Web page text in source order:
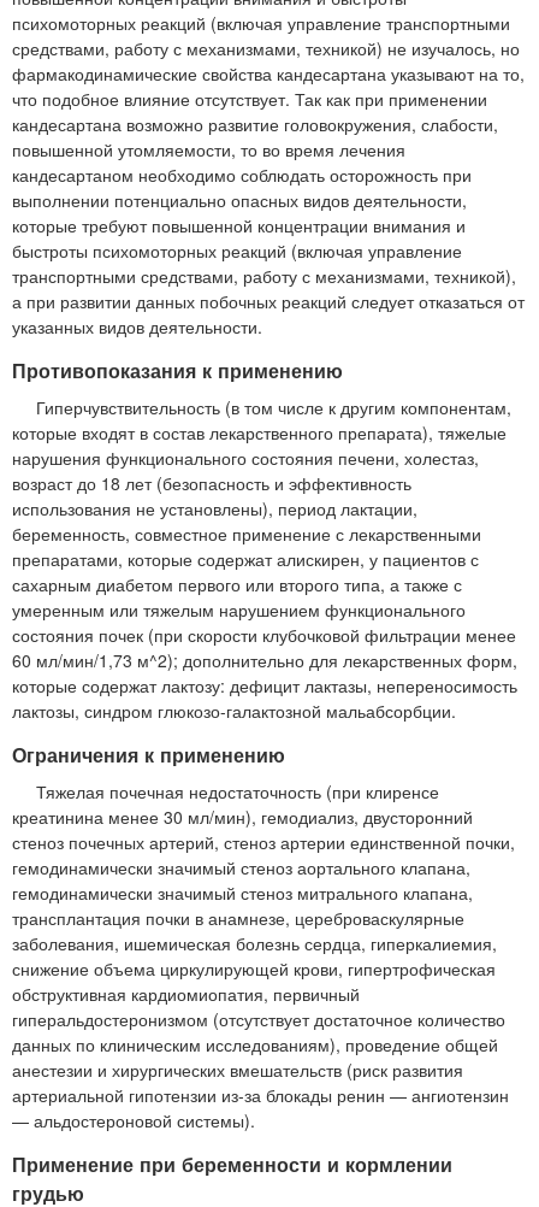
психомоторных реакций (включая управление транспортными
средствами, работу с механизмами, техникой) не изучалось, но
фармакодинамические свойства кандесартана указывают на то,
что подобное влияние отсутствует. Так как при применении
кандесартана возможно развитие головокружения, слабости,
повышенной утомляемости, то во время лечения
кандесартаном необходимо соблюдать осторожность при
выполнении потенциально опасных видов деятельности,
которые требуют повышенной концентрации внимания и
быстроты психомоторных реакций (включая управление
транспортными средствами, работу с механизмами, техникой),
а при развитии данных побочных реакций следует отказаться от
указанных видов деятельности.
Противопоказания к применению
Гиперчувствительность (в том числе к другим компонентам,
которые входят в состав лекарственного препарата), тяжелые
нарушения функционального состояния печени, холестаз,
возраст до 18 лет (безопасность и эффективность
использования не установлены), период лактации,
беременность, совместное применение с лекарственными
препаратами, которые содержат алискирен, у пациентов с
сахарным диабетом первого или второго типа, а также с
умеренным или тяжелым нарушением функционального
состояния почек (при скорости клубочковой фильтрации менее
60 мл/мин/1,73 м^2); дополнительно для лекарственных форм,
которые содержат лактозу: дефицит лактазы, непереносимость
лактозы, синдром глюкозо-галактозной мальабсорбции.
Ограничения к применению
Тяжелая почечная недостаточность (при клиренсе
креатинина менее 30 мл/мин), гемодиализ, двусторонний
стеноз почечных артерий, стеноз артерии единственной почки,
гемодинамически значимый стеноз аортального клапана,
гемодинамически значимый стеноз митрального клапана,
трансплантация почки в анамнезе, цереброваскулярные
заболевания, ишемическая болезнь сердца, гиперкалиемия,
снижение объема циркулирующей крови, гипертрофическая
обструктивная кардиомиопатия, первичный
гиперальдостеронизмом (отсутствует достаточное количество
данных по клиническим исследованиям), проведение общей
анестезии и хирургических вмешательств (риск развития
артериальной гипотензии из-за блокады ренин — ангиотензин
— альдостероновой системы).
Применение при беременности и кормлении
грудью